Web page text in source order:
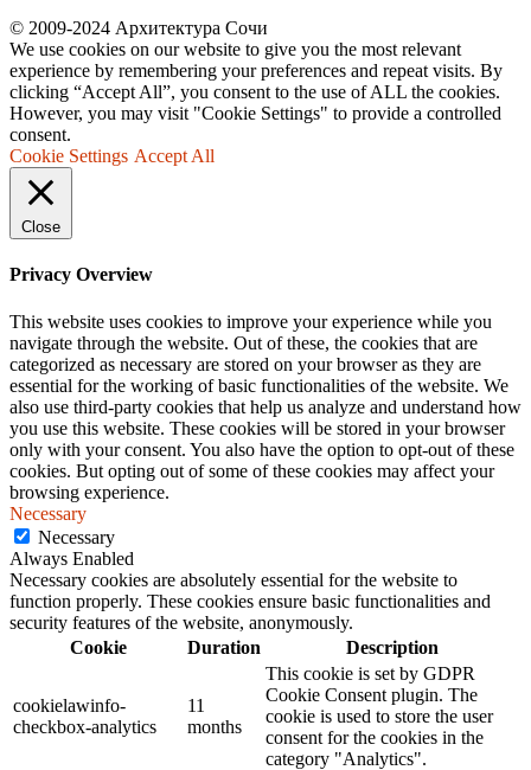
© 2009-2024 Архитектура Сочи
We use cookies on our website to give you the most relevant
experience by remembering your preferences and repeat visits. By
clicking “Accept All”, you consent to the use of ALL the cookies.
However, you may visit "Cookie Settings" to provide a controlled
consent.
Cookie Settings Accept All
Close
Privacy Overview
This website uses cookies to improve your experience while you
navigate through the website. Out of these, the cookies that are
categorized as necessary are stored on your browser as they are
essential for the working of basic functionalities of the website. We
also use third-party cookies that help us analyze and understand how
you use this website. These cookies will be stored in your browser
only with your consent. You also have the option to opt-out of these
cookies. But opting out of some of these cookies may affect your
browsing experience.
Necessary
Necessary
Always Enabled
Necessary cookies are absolutely essential for the website to
function properly. These cookies ensure basic functionalities and
security features of the website, anonymously.
Cookie
Duration Description
cookielawinfo-
checkbox-analytics
11
months
This cookie is set by GDPR
Cookie Consent plugin. The
cookie is used to store the user
consent for the cookies in the
category "Analytics".